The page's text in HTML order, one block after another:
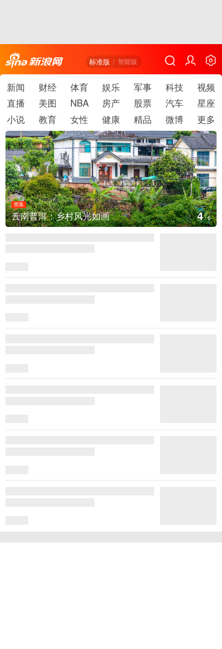
标准版 智能版
新闻 财经 体育 娱乐 军事 科技
视频
直播
美图 NBA 房产 股票 汽车
星座
小说
教育 女性 健康 精品 微博 更多
图集
云南普洱：乡村风光如画 4/6